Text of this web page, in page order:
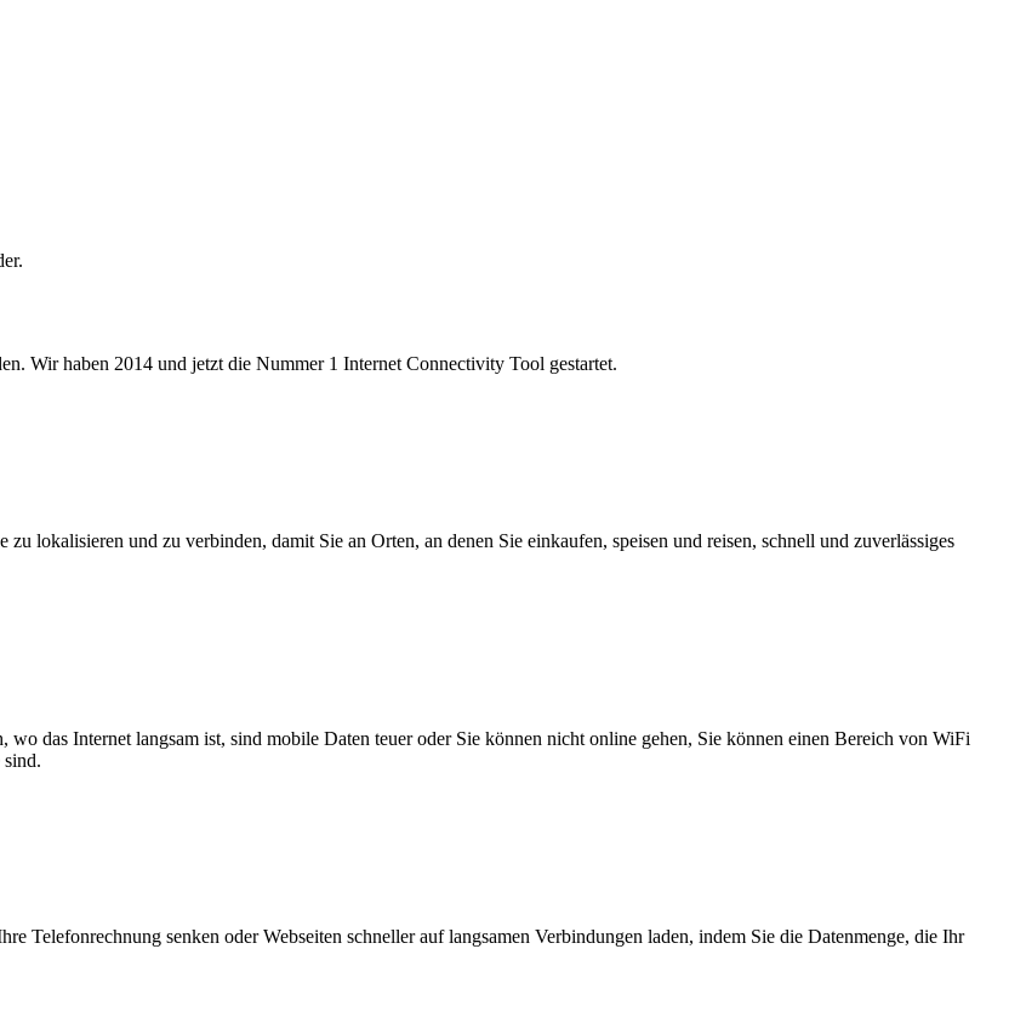
Wir haben 2014 und jetzt die Nummer 1 Internet Connectivity Tool gestartet.
lokalisieren und zu verbinden, damit Sie an Orten, an denen Sie einkaufen, speisen und reisen, schnell und zuverlässiges
das Internet langsam ist, sind mobile Daten teuer oder Sie können nicht online gehen, Sie können einen Bereich von WiFi
Telefonrechnung senken oder Webseiten schneller auf langsamen Verbindungen laden, indem Sie die Datenmenge, die Ihr